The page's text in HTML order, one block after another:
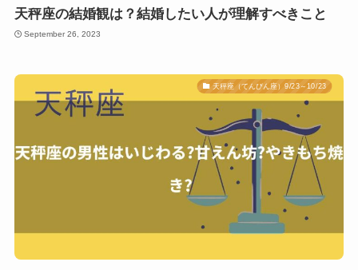
天秤座の結婚観は？結婚したい人が理解すべきこと
September 26, 2023
天秤座（てんびん座）9/23～10/23